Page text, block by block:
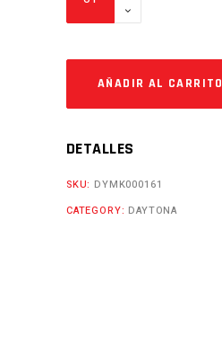
FORCE200
Cantidad
AÑADIR AL CARRITO
DETALLES
SKU: DYMK000161
CATEGORY: DAYTONA